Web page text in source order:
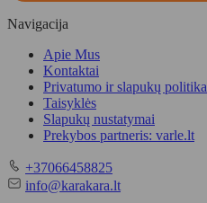
Navigacija
Apie Mus
Kontaktai
Privatumo ir slapukų politika
Taisyklės
Slapukų nustatymai
Prekybos partneris: varle.lt
+37066458825Telefonas
info@karakara.ltEl.